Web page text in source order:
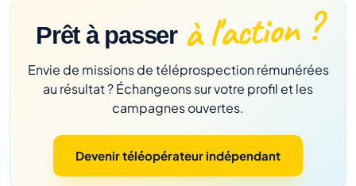
Prêt à passer à l'action ?
Envie de missions de téléprospection rémunérées
au résultat ? Échangeons sur votre profil et les
campagnes ouvertes.
Devenir téléopérateur indépendant